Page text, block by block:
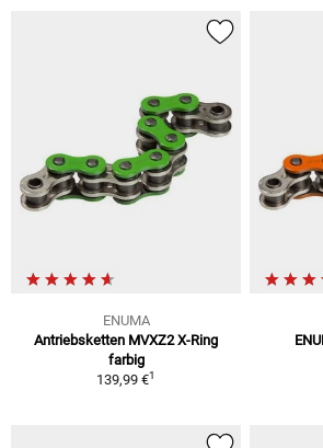
ENUMA
Antriebsketten MVXZ2 X-Ring
farbig
139,99 €1